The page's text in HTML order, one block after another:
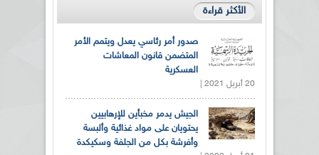
الأكثر قراءة
صدور أمر رئاسي يعدل ويتمم الأمر
المتضمن قانون المعاشات
العسكرية
20 أبريل 2021 |
الجيش يدمر مخبأين للإرهابيين
يحتويان على مواد غذائية وألبسة
وأفرشة بكل من الجلفة وسكيكدة